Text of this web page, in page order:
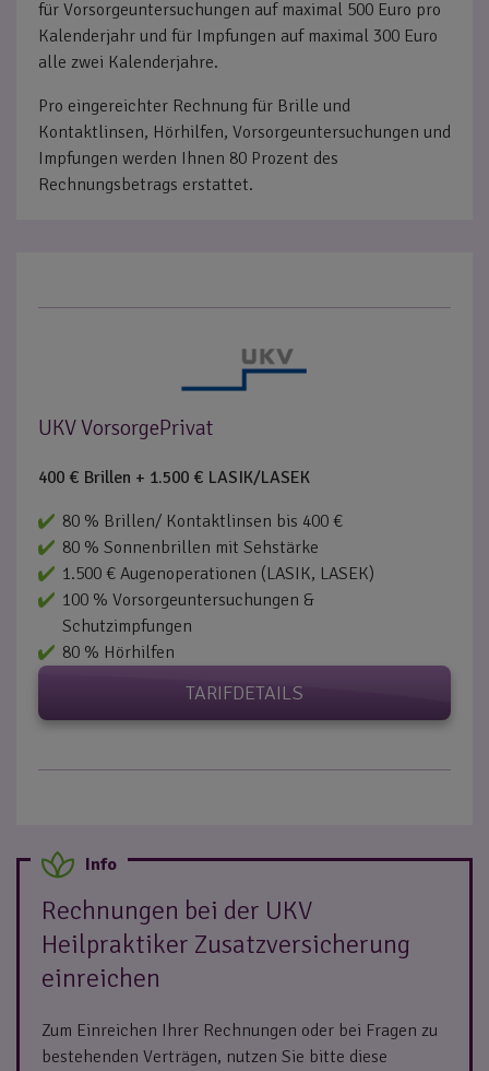
für Vorsorgeuntersuchungen auf maximal 500 Euro pro
Kalenderjahr und für Impfungen auf maximal 300 Euro
alle zwei Kalenderjahre.
Pro eingereichter Rechnung für Brille und
Kontaktlinsen, Hörhilfen, Vorsorgeuntersuchungen und
Impfungen werden Ihnen 80 Prozent des
Rechnungsbetrags erstattet.
UKV VorsorgePrivat
400 € Brillen + 1.500 € LASIK/LASEK
80 % Brillen/ Kontaktlinsen bis 400 €
80 % Sonnenbrillen mit Sehstärke
1.500 € Augenoperationen (LASIK, LASEK)
100 % Vorsorgeuntersuchungen &
Schutzimpfungen
80 % Hörhilfen
TARIFDETAILS
Rechnungen bei der UKV
Heilpraktiker Zusatzversicherung
einreichen
Zum Einreichen Ihrer Rechnungen oder bei Fragen zu
bestehenden Verträgen, nutzen Sie bitte diese